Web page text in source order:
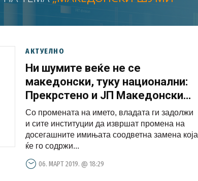
АКТУЕЛНО
Ни шумите веќе не се
македонски, туку национални:
Прекрстено и ЈП Македонски
шуми (ФОТО)
Со промената на името, владата ги задолжи
и сите институции да извршат промена на
досегашните имињата соодветна замена која
ќе го содржи...
06. МАРТ 2019. @ 18:29